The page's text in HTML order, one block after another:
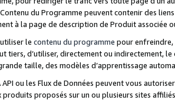
du Programme peuvent contenir des
à la page de description de Produit associée
le contenu du programme pour
tiers, d’utiliser, directement ou indirectement,
taille, des modèles d’apprentissage
API ou les Flux de Données peuvent vous
proposés sur un ou plusieurs sites